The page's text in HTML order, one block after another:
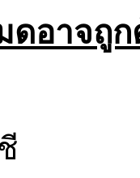
ดอาจถูก